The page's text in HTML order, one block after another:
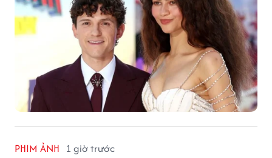
PHIM ẢNH 1 giờ trước